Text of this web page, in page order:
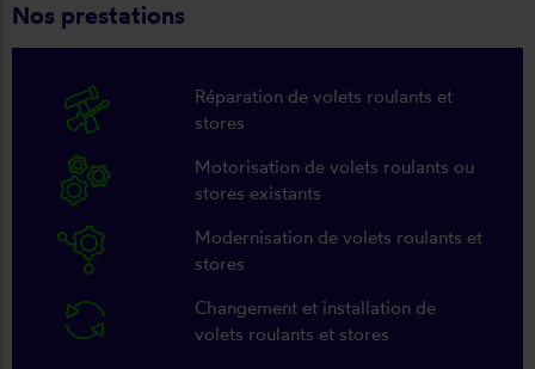
Nos prestations
Réparation de volets roulants et
stores
Motorisation de volets roulants ou
stores existants
Modernisation de volets roulants et
stores
Changement et installation de
volets roulants et stores